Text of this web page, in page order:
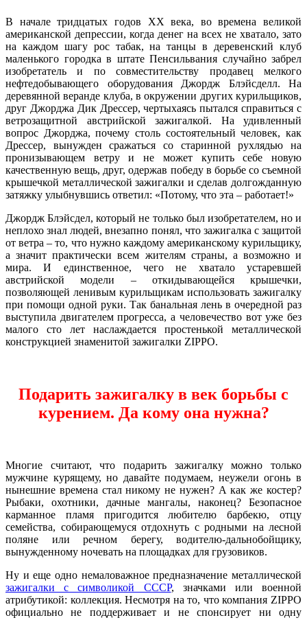
В начале тридцатых годов ХХ века, во времена великой
американской депрессии, когда денег на всех не хватало, зато
на каждом шагу рос табак, на танцы в деревенский клуб
маленького городка в штате Пенсильвания случайно забрел
изобретатель и по совместительству продавец мелкого
нефтедобывающего оборудования Джордж Блэйсделл. На
деревянной веранде клуба, в окружении других курильщиков,
друг Джорджа Дик Дрессер, чертыхаясь пытался справиться с
ветрозащитной австрийской зажигалкой. На удивленный
вопрос Джорджа, почему столь состоятельный человек, как
Дрессер, вынужден сражаться со старинной рухлядью на
пронизывающем ветру и не может купить себе новую
качественную вещь, друг, одержав победу в борьбе со съемной
крышечкой металлической зажигалки и сделав долгожданную
затяжку улыбнувшись ответил: «Потому, что эта – работает!»
Джордж Блэйсдел, который не только был изобретателем, но и
неплохо знал людей, внезапно понял, что зажигалка с защитой
от ветра – то, что нужно каждому американскому курильщику,
а значит практически всем жителям страны, а возможно и
мира. И единственное, чего не хватало устаревшей
австрийской модели – откидывающейся крышечки,
позволяющей ленивым курильщикам использовать зажигалку
при помощи одной руки. Так банальная лень в очередной раз
выступила двигателем прогресса, а человечество вот уже без
малого сто лет наслаждается простенькой металлической
конструкцией знаменитой зажигалки ZIPPO.
Подарить зажигалку в век борьбы с
курением. Да кому она нужна?
Многие считают, что подарить зажигалку можно только
мужчине курящему, но давайте подумаем, неужели огонь в
нынешние времена стал никому не нужен? А как же костер?
Рыбаки, охотники, дачные мангалы, наконец? Безопасное
карманное пламя пригодится любителю барбекю, отцу
семейства, собирающемуся отдохнуть с родными на лесной
поляне или речном берегу, водителю-дальнобойщику,
вынужденному ночевать на площадках для грузовиков.
Ну и еще одно немаловажное предназначение металлической
зажигалки с символикой СССР, значками или военной
атрибутикой: коллекция. Несмотря на то, что компания ZIPPO
официально не поддерживает и не спонсирует ни одну